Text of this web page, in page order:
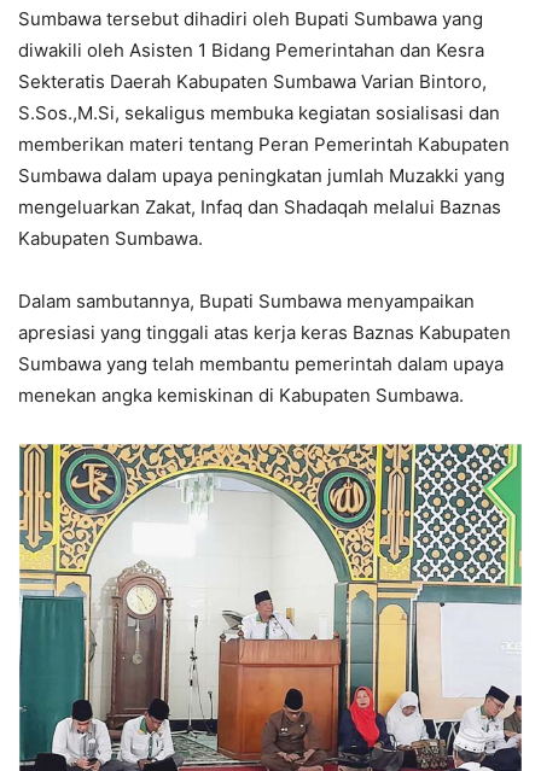
Sumbawa tersebut dihadiri oleh Bupati Sumbawa yang
diwakili oleh Asisten 1 Bidang Pemerintahan dan Kesra
Sekteratis Daerah Kabupaten Sumbawa Varian Bintoro,
S.Sos.,M.Si, sekaligus membuka kegiatan sosialisasi dan
memberikan materi tentang Peran Pemerintah Kabupaten
Sumbawa dalam upaya peningkatan jumlah Muzakki yang
mengeluarkan Zakat, Infaq dan Shadaqah melalui Baznas
Kabupaten Sumbawa.
Dalam sambutannya, Bupati Sumbawa menyampaikan
apresiasi yang tinggali atas kerja keras Baznas Kabupaten
Sumbawa yang telah membantu pemerintah dalam upaya
menekan angka kemiskinan di Kabupaten Sumbawa.